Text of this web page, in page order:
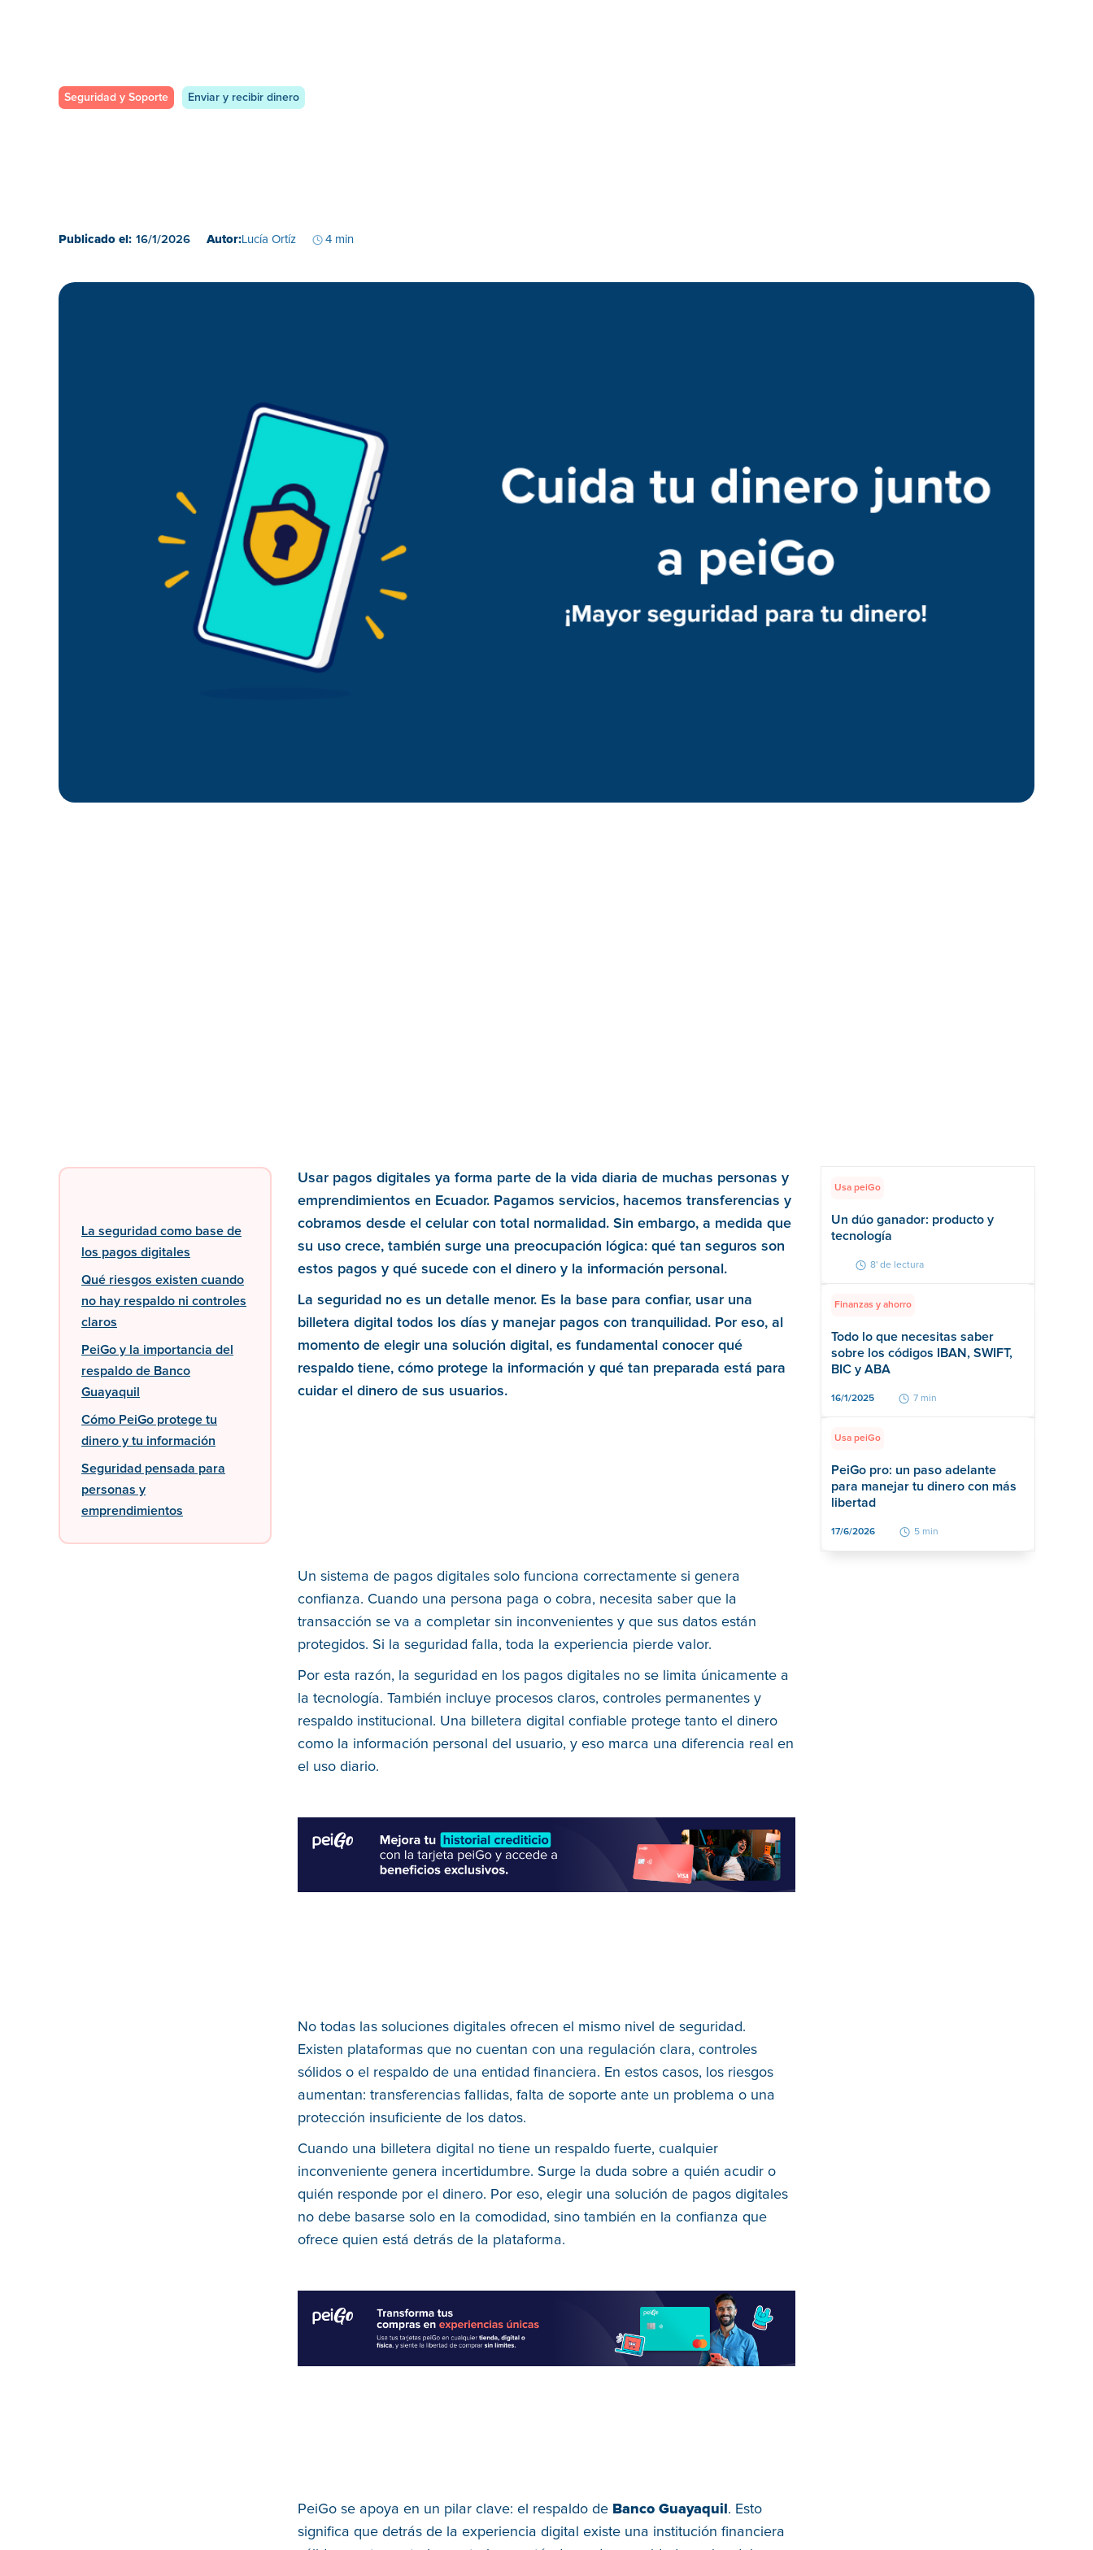
Seguridad y Soporte Enviar y recibir dinero
Publicado el: 16/1/2026 Autor:Lucía Ortíz 4 min
La seguridad como base de
los pagos digitales
Qué riesgos existen cuando
no hay respaldo ni controles
claros
PeiGo y la importancia del
respaldo de Banco
Guayaquil
Cómo PeiGo protege tu
dinero y tu información
Seguridad pensada para
personas y
emprendimientos
Usar pagos digitales ya forma parte de la vida diaria de muchas personas y
emprendimientos en Ecuador. Pagamos servicios, hacemos transferencias y
cobramos desde el celular con total normalidad. Sin embargo, a medida que
su uso crece, también surge una preocupación lógica: qué tan seguros son
estos pagos y qué sucede con el dinero y la información personal.
La seguridad no es un detalle menor. Es la base para confiar, usar una
billetera digital todos los días y manejar pagos con tranquilidad. Por eso, al
momento de elegir una solución digital, es fundamental conocer qué
respaldo tiene, cómo protege la información y qué tan preparada está para
cuidar el dinero de sus usuarios.
Un sistema de pagos digitales solo funciona correctamente si genera
confianza. Cuando una persona paga o cobra, necesita saber que la
transacción se va a completar sin inconvenientes y que sus datos están
protegidos. Si la seguridad falla, toda la experiencia pierde valor.
Por esta razón, la seguridad en los pagos digitales no se limita únicamente a
la tecnología. También incluye procesos claros, controles permanentes y
respaldo institucional. Una billetera digital confiable protege tanto el dinero
como la información personal del usuario, y eso marca una diferencia real en
el uso diario.
No todas las soluciones digitales ofrecen el mismo nivel de seguridad.
Existen plataformas que no cuentan con una regulación clara, controles
sólidos o el respaldo de una entidad financiera. En estos casos, los riesgos
aumentan: transferencias fallidas, falta de soporte ante un problema o una
protección insuficiente de los datos.
Cuando una billetera digital no tiene un respaldo fuerte, cualquier
inconveniente genera incertidumbre. Surge la duda sobre a quién acudir o
quién responde por el dinero. Por eso, elegir una solución de pagos digitales
no debe basarse solo en la comodidad, sino también en la confianza que
ofrece quien está detrás de la plataforma.
PeiGo se apoya en un pilar clave: el respaldo de Banco Guayaquil . Esto
significa que detrás de la experiencia digital existe una institución financiera
Usa peiGo
Un dúo ganador: producto y
tecnología
8' de lectura
Finanzas y ahorro
Todo lo que necesitas saber
sobre los códigos IBAN, SWIFT,
BIC y ABA
16/1/2025 7 min
Usa peiGo
PeiGo pro: un paso adelante
para manejar tu dinero con más
libertad
17/6/2026 5 min